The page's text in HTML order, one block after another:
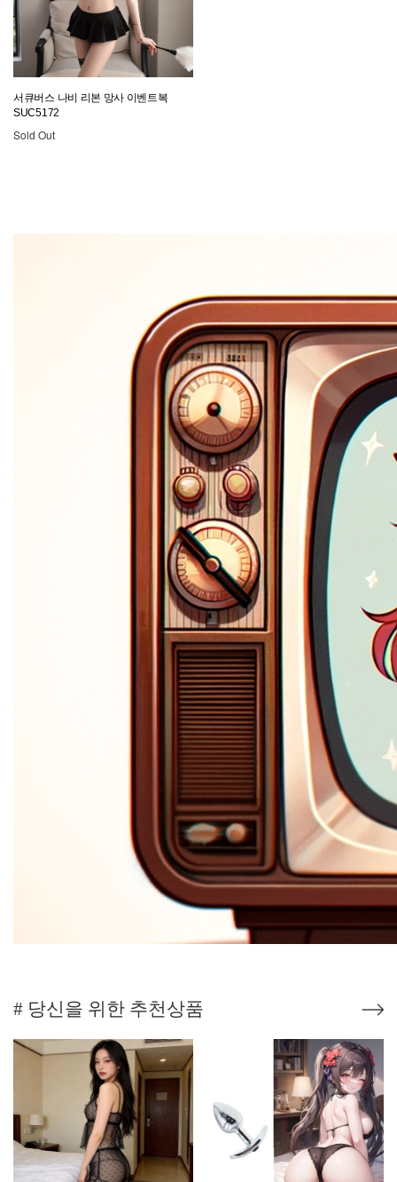
서큐버스 나비 리본 망사 이벤트복
SUC5172
Sold Out
# 당신을 위한 추천상품